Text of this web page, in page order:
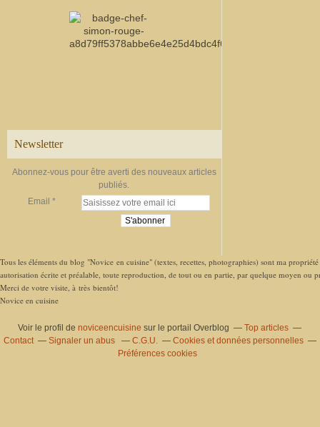
Newsletter
Abonnez-vous pour être averti des nouveaux articles
publiés.
Email
Tous les éléments du blog "Novice en cuisine" (textes, recettes, photographies) sont ma
autorisation écrite et préalable, toute reproduction, de tout ou en partie, par quelque moyen ou
Merci de votre visite, à très bientôt!
Novice en cuisine
Voir le profil denoviceencuisine sur le portail Overblog
Top articles
Contact
Signaler un abus C.G.U.
Cookies et données personnelles
Préférences cookies